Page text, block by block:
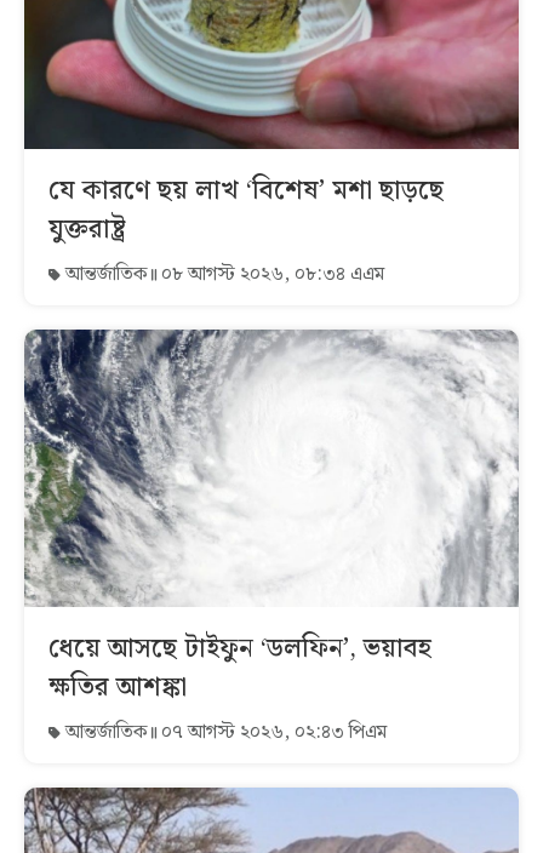
যে কারণে ছয় লাখ ‘বিশেষ’ মশা ছাড়ছে
যুক্তরাষ্ট্র
আন্তর্জাতিক ০৮ আগস্ট ২০২৬, ০৮:৩৪ এএম
ধেয়ে আসছে টাইফুন ‘ডলফিন’, ভয়াবহ
ক্ষতির আশঙ্কা
আন্তর্জাতিক ০৭ আগস্ট ২০২৬, ০২:৪৩ পিএম